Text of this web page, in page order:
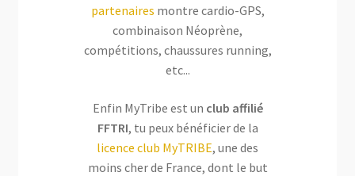
partenaires montre cardio-GPS,
combinaison Néoprène,
compétitions, chaussures running,
etc...
Enfin MyTribe est un club affilié
FFTRI, tu peux bénéficier de la
licence club MyTRIBE, une des
moins cher de France, dont le but